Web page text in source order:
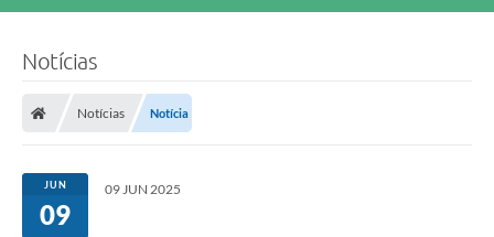
Notícias
Notícias Notícia
JUN
09
09 JUN 2025